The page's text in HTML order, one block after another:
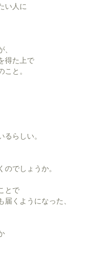
い人に
得た上で
と。
らしい。
でしょうか。
とで
くようになった、